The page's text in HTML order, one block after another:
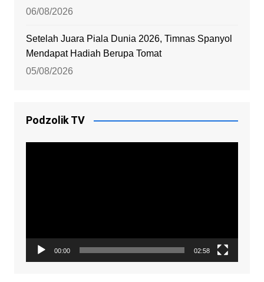
06/08/2026
Setelah Juara Piala Dunia 2026, Timnas Spanyol
Mendapat Hadiah Berupa Tomat
05/08/2026
Podzolik TV
00:00 02:58